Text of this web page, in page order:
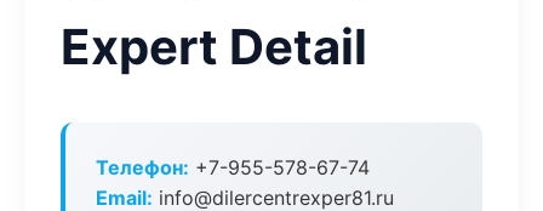
Expert Detail
Телефон: +7-955-578-67-74
Email: info@dilercentrexper81.ru